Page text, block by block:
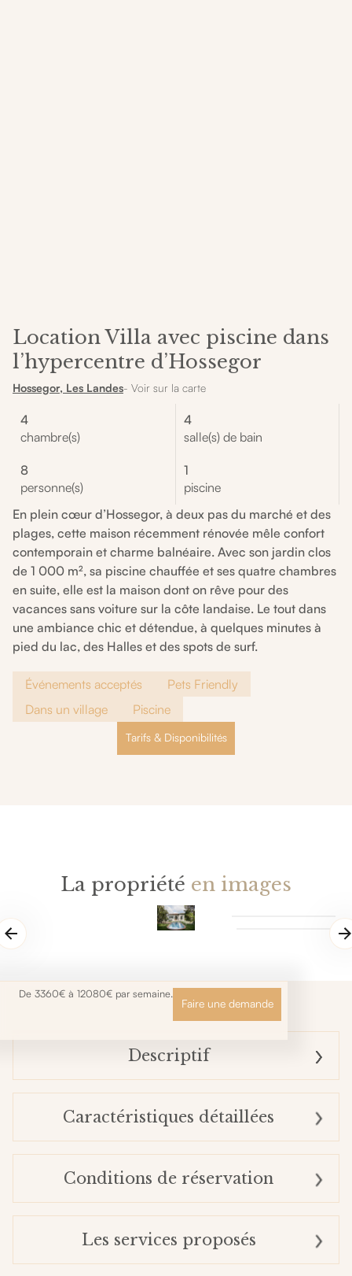
Location Villa avec piscine dans
l’hypercentre d’Hossegor
Hossegor, Les Landes- Voir sur la carte
4
chambre(s)
4
salle(s) de bain
8
personne(s)
1
piscine
En plein cœur d’Hossegor, à deux pas du marché et des
plages, cette maison récemment rénovée mêle confort
contemporain et charme balnéaire. Avec son jardin clos
de 1 000 m², sa piscine chauffée et ses quatre chambres
en suite, elle est la maison dont on rêve pour des
vacances sans voiture sur la côte landaise. Le tout dans
une ambiance chic et détendue, à quelques minutes à
pied du lac, des Halles et des spots de surf.
Événements acceptés
Pets Friendly
Dans un village
Piscine
Tarifs & Disponibilités
La propriété en images
De 3360€ à 12080€ par semaine.
Faire une demande
Descriptif
Caractéristiques détaillées
Conditions de réservation
Les services proposés